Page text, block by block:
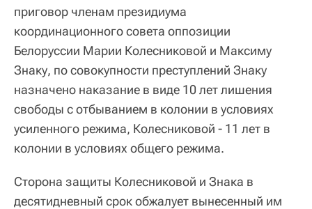
приговор членам президиума
координационного совета оппозиции
Белоруссии Марии Колесниковой и Максиму
Знаку, по совокупности преступлений Знаку
назначено наказание в виде 10 лет лишения
свободы с отбыванием в колонии в условиях
усиленного режима, Колесниковой - 11 лет в
колонии в условиях общего режима.
Сторона защиты Колесниковой и Знака в
десятидневный срок обжалует вынесенный им